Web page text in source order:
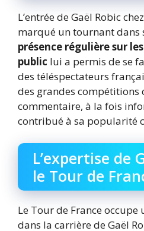
L’entrée de Gaël Robic
marqué un tournant dans
présence régulière sur
public lui a permis de se
des téléspectateurs
des grandes compétitions
commentaire, à la fois
contribué à sa popularité
L’expertise de
le Tour de
Le Tour de France occupe
dans la carrière de Gaël